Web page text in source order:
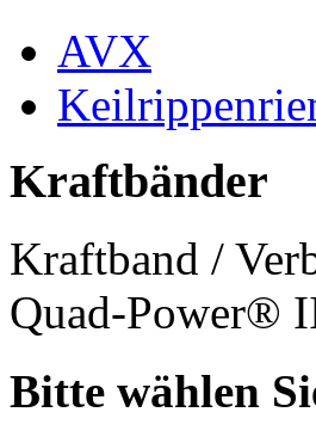
AVX
Kraftbänder
Kraftband /
Quad-Power®
Bitte wählen